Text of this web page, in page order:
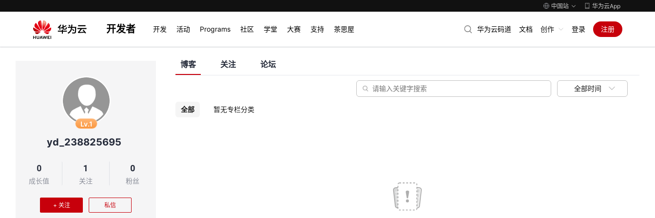
中国站 华为云App
开发者 开发 活动 Programs 社区 学堂 大赛 支持 茶思屋 华为云码道 文档 创作 登录 注册
Lv.1
yd_238825695
0
成长值
1
关注
0
粉丝
+ 关注 私信
博客 关注 论坛
全部时间
全部 暂无专栏分类